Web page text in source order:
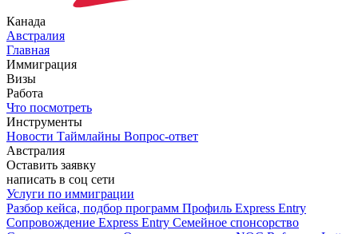
Канада
Австралия
Главная
Иммиграция
Визы
Работа
Что посмотреть
Инструменты
Новости Таймлайны Вопрос-ответ
Австралия
Оставить заявку
написать в соц сети
Услуги по иммиграции
Разбор кейса, подбор программ Профиль Express Entry
Сопровождение Express Entry Семейное спонсорство